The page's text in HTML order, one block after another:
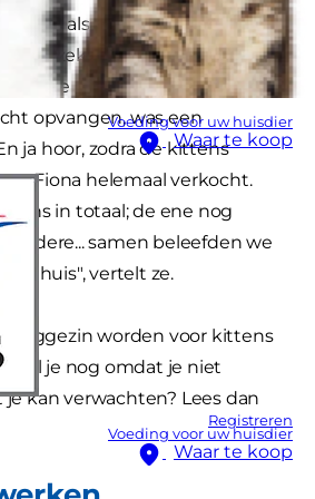
Voeding voor uw huisdier
Waar te koop
Registreren
Voeding voor uw huisdier
Waar te koop
als pleegouder van
jou zeker aan om deze stap
asieldier dat ze in 2006
opvangen, was een
ja hoor, zodra de kittens
Fiona helemaal verkocht.
in totaal; de ene nog
andere... samen beleefden we
in huis", vertelt ze.
pleeggezin worden voor kittens
je nog omdat je niet
kan verwachten? Lees dan